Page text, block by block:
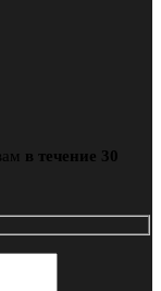
в течение 30